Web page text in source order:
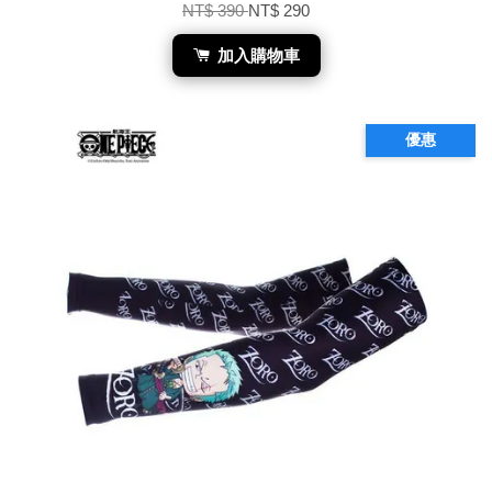
NT$ 390NT$ 290
加入購物車
優惠